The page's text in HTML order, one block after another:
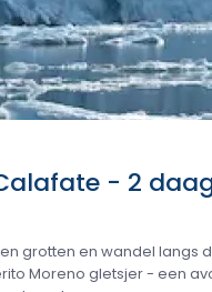
- 2
grotten en wandel langs
Moreno gletsjer - een